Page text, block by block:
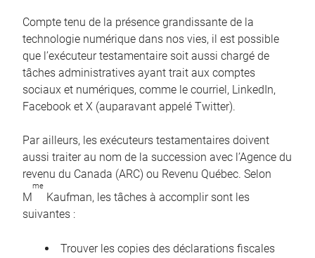
Compte tenu de la présence grandissante de la
technologie numérique dans nos vies, il est possible
que l’exécuteur testamentaire soit aussi chargé de
tâches administratives ayant trait aux comptes
sociaux et numériques, comme le courriel, LinkedIn,
Facebook et X (auparavant appelé Twitter).
Par ailleurs, les exécuteurs testamentaires doivent
aussi traiter au nom de la succession avec l’Agence du
revenu du Canada (ARC) ou Revenu Québec. Selon
M
me
Kaufman, les tâches à accomplir sont les
suivantes :
Trouver les copies des déclarations fiscales